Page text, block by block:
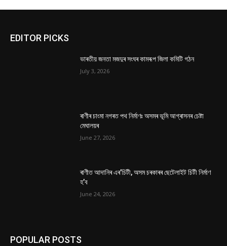
EDITOR PICKS
ভাৰতীয় জনতা মজদুৰ সংঘৰ কামৰূপ জিলা কমিটি গঠন
July 3, 2026
ৰাণীৰ চাংমা নগৰত পথ নিৰ্মাণঃ অসমৰ ভূমি আগ্ৰাসনৰ চেষ্টা
মেঘালয়ৰ
June 27, 2026
ৰাণীত আদানিৰ এৰ’চিটী, অসম চৰকাৰৰ ছেটেলাইট চিটী নিৰ্মাণ
হ’ব
June 24, 2026
POPULAR POSTS